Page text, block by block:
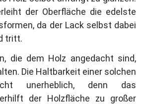
der Oberfläche die edelste
da der Lack selbst dabei
tritt.
die dem Holz angedacht sind,
Die Haltbarkeit einer solchen
unerheblich, denn das
der Holzfläche zu großer